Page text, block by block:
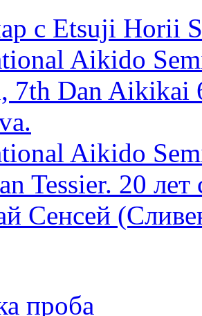
с Etsuji Horii
Aikido
7th Dan
Aikido
Tessier. 20 лет
Сенсей
проба